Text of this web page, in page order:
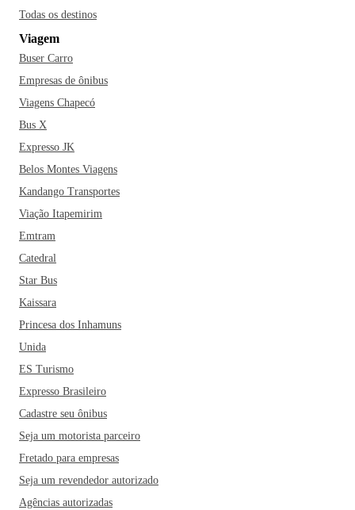
Todas os destinos
Viagem
Buser Carro
Empresas de ônibus
Viagens Chapecó
Bus X
Expresso JK
Belos Montes Viagens
Kandango Transportes
Viação Itapemirim
Emtram
Catedral
Star Bus
Kaissara
Princesa dos Inhamuns
Unida
ES Turismo
Expresso Brasileiro
Cadastre seu ônibus
Seja um motorista parceiro
Fretado para empresas
Seja um revendedor autorizado
Agências autorizadas